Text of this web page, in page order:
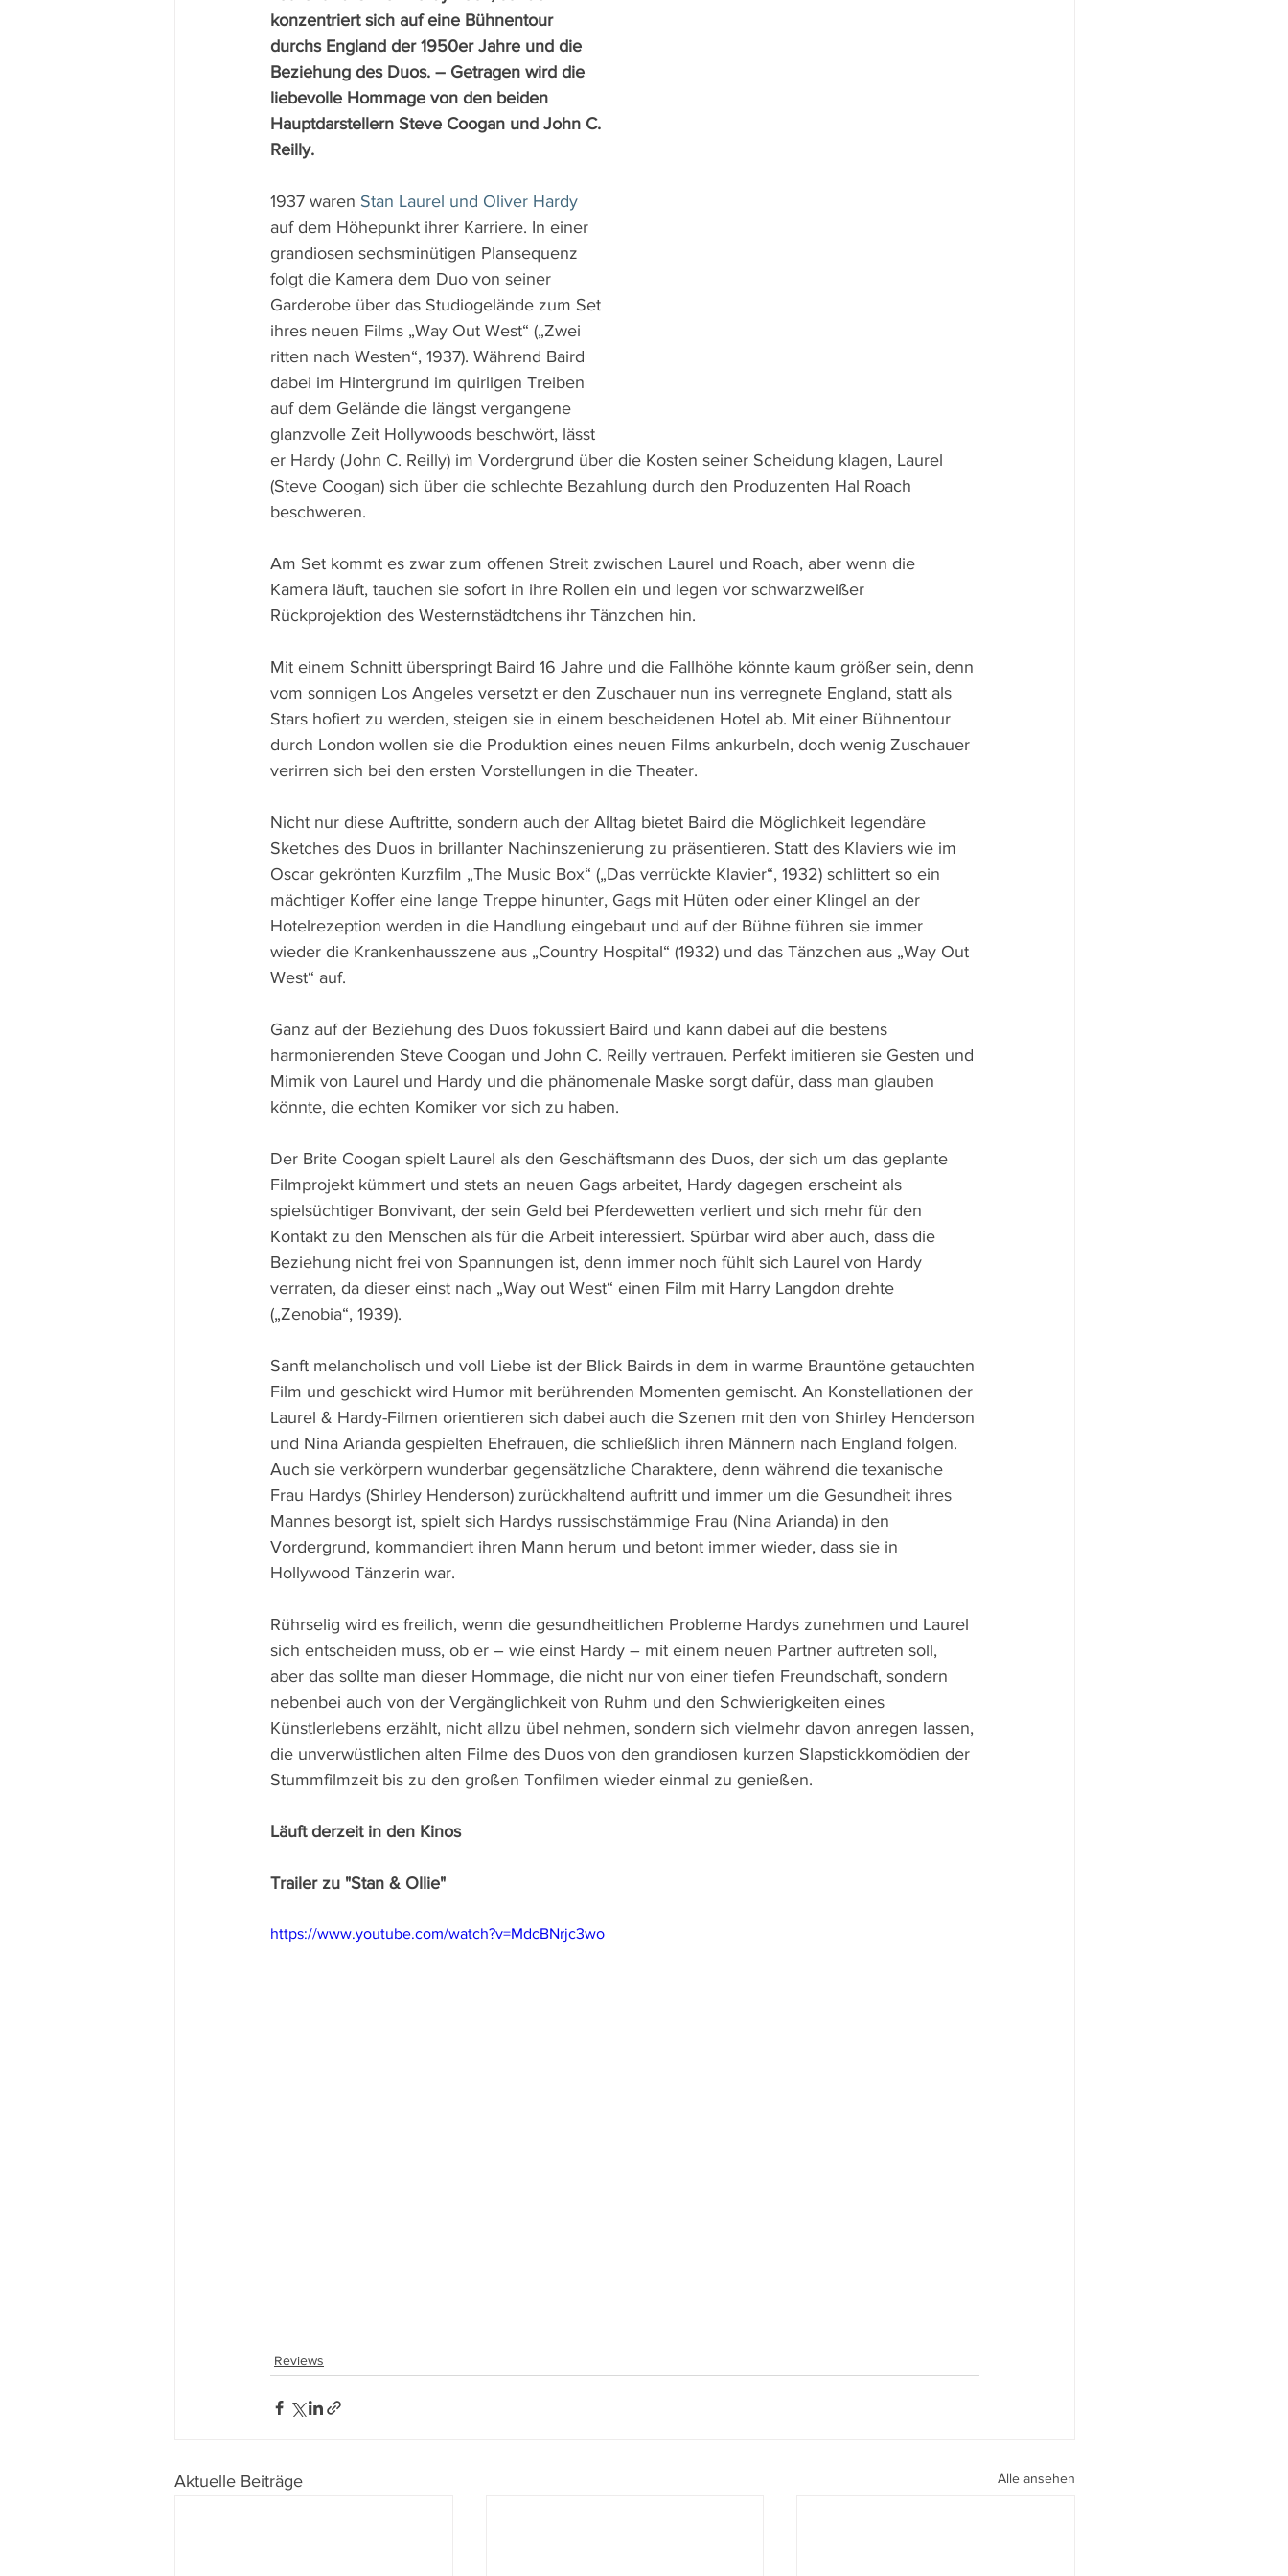
konzentriert sich auf eine Bühnentour
durchs England der 1950er Jahre und die
Beziehung des Duos. – Getragen wird die
liebevolle Hommage von den beiden
Hauptdarstellern Steve Coogan und John C.
Reilly.
1937 waren Stan Laurel und Oliver Hardy
auf dem Höhepunkt ihrer Karriere. In einer
grandiosen sechsminütigen Plansequenz
folgt die Kamera dem Duo von seiner
Garderobe über das Studiogelände zum Set
ihres neuen Films „Way Out West“ („Zwei
ritten nach Westen“, 1937). Während Baird
dabei im Hintergrund im quirligen Treiben
auf dem Gelände die längst vergangene
glanzvolle Zeit Hollywoods beschwört, lässt
er Hardy (John C. Reilly) im Vordergrund über die Kosten seiner Scheidung klagen, Laurel
(Steve Coogan) sich über die schlechte Bezahlung durch den Produzenten Hal Roach
beschweren.
Am Set kommt es zwar zum offenen Streit zwischen Laurel und Roach, aber wenn die
Kamera läuft, tauchen sie sofort in ihre Rollen ein und legen vor schwarzweißer
Rückprojektion des Westernstädtchens ihr Tänzchen hin.
Mit einem Schnitt überspringt Baird 16 Jahre und die Fallhöhe könnte kaum größer sein, denn
vom sonnigen Los Angeles versetzt er den Zuschauer nun ins verregnete England, statt als
Stars hofiert zu werden, steigen sie in einem bescheidenen Hotel ab. Mit einer Bühnentour
durch London wollen sie die Produktion eines neuen Films ankurbeln, doch wenig Zuschauer
verirren sich bei den ersten Vorstellungen in die Theater.
Nicht nur diese Auftritte, sondern auch der Alltag bietet Baird die Möglichkeit legendäre
Sketches des Duos in brillanter Nachinszenierung zu präsentieren. Statt des Klaviers wie im
Oscar gekrönten Kurzfilm „The Music Box“ („Das verrückte Klavier“, 1932) schlittert so ein
mächtiger Koffer eine lange Treppe hinunter, Gags mit Hüten oder einer Klingel an der
Hotelrezeption werden in die Handlung eingebaut und auf der Bühne führen sie immer
wieder die Krankenhausszene aus „Country Hospital“ (1932) und das Tänzchen aus „Way Out
West“ auf.
Ganz auf der Beziehung des Duos fokussiert Baird und kann dabei auf die bestens
harmonierenden Steve Coogan und John C. Reilly vertrauen. Perfekt imitieren sie Gesten und
Mimik von Laurel und Hardy und die phänomenale Maske sorgt dafür, dass man glauben
könnte, die echten Komiker vor sich zu haben.
Der Brite Coogan spielt Laurel als den Geschäftsmann des Duos, der sich um das geplante
Filmprojekt kümmert und stets an neuen Gags arbeitet, Hardy dagegen erscheint als
spielsüchtiger Bonvivant, der sein Geld bei Pferdewetten verliert und sich mehr für den
Kontakt zu den Menschen als für die Arbeit interessiert. Spürbar wird aber auch, dass die
Beziehung nicht frei von Spannungen ist, denn immer noch fühlt sich Laurel von Hardy
verraten, da dieser einst nach „Way out West“ einen Film mit Harry Langdon drehte
(„Zenobia“, 1939).
Sanft melancholisch und voll Liebe ist der Blick Bairds in dem in warme Brauntöne getauchten
Film und geschickt wird Humor mit berührenden Momenten gemischt. An Konstellationen der
Laurel & Hardy-Filmen orientieren sich dabei auch die Szenen mit den von Shirley Henderson
und Nina Arianda gespielten Ehefrauen, die schließlich ihren Männern nach England folgen.
Auch sie verkörpern wunderbar gegensätzliche Charaktere, denn während die texanische
Frau Hardys (Shirley Henderson) zurückhaltend auftritt und immer um die Gesundheit ihres
Mannes besorgt ist, spielt sich Hardys russischstämmige Frau (Nina Arianda) in den
Vordergrund, kommandiert ihren Mann herum und betont immer wieder, dass sie in
Hollywood Tänzerin war.
Rührselig wird es freilich, wenn die gesundheitlichen Probleme Hardys zunehmen und Laurel
sich entscheiden muss, ob er – wie einst Hardy – mit einem neuen Partner auftreten soll,
aber das sollte man dieser Hommage, die nicht nur von einer tiefen Freundschaft, sondern
nebenbei auch von der Vergänglichkeit von Ruhm und den Schwierigkeiten eines
Künstlerlebens erzählt, nicht allzu übel nehmen, sondern sich vielmehr davon anregen lassen,
die unverwüstlichen alten Filme des Duos von den grandiosen kurzen Slapstickkomödien der
Stummfilmzeit bis zu den großen Tonfilmen wieder einmal zu genießen.
Läuft derzeit in den Kinos
Trailer zu "Stan & Ollie"
https://www.youtube.com/watch?v=MdcBNrjc3wo
Reviews
Aktuelle Beiträge Alle ansehen